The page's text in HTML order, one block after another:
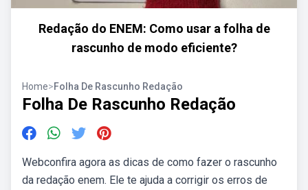
Redação do ENEM: Como usar a folha de
rascunho de modo eficiente?
Home>Folha De Rascunho Redação
Folha De Rascunho Redação
Webconfira agora as dicas de como fazer o rascunho
da redação enem. Ele te ajuda a corrigir os erros de